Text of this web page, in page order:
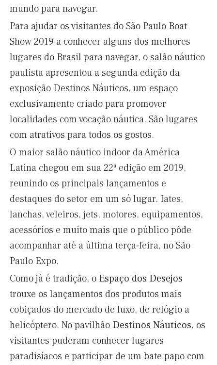
mundo para navegar.
Para ajudar os visitantes do São Paulo Boat
Show 2019 a conhecer alguns dos melhores
lugares do Brasil para navegar, o salão náutico
paulista apresentou a segunda edição da
exposição Destinos Náuticos, um espaço
exclusivamente criado para promover
localidades com vocação náutica. São lugares
com atrativos para todos os gostos.
O maior salão náutico indoor da América
Latina chegou em sua 22ª edição em 2019,
reunindo os principais lançamentos e
destaques do setor em um só lugar. Iates,
lanchas, veleiros, jets, motores, equipamentos,
acessórios e muito mais que o público pôde
acompanhar até a última terça-feira, no São
Paulo Expo.
Como já é tradição, o Espaço dos Desejos
trouxe os lançamentos dos produtos mais
cobiçados do mercado de luxo, de relógio a
helicóptero. No pavilhão Destinos Náuticos, os
visitantes puderam conhecer lugares
paradisíacos e participar de um bate papo com